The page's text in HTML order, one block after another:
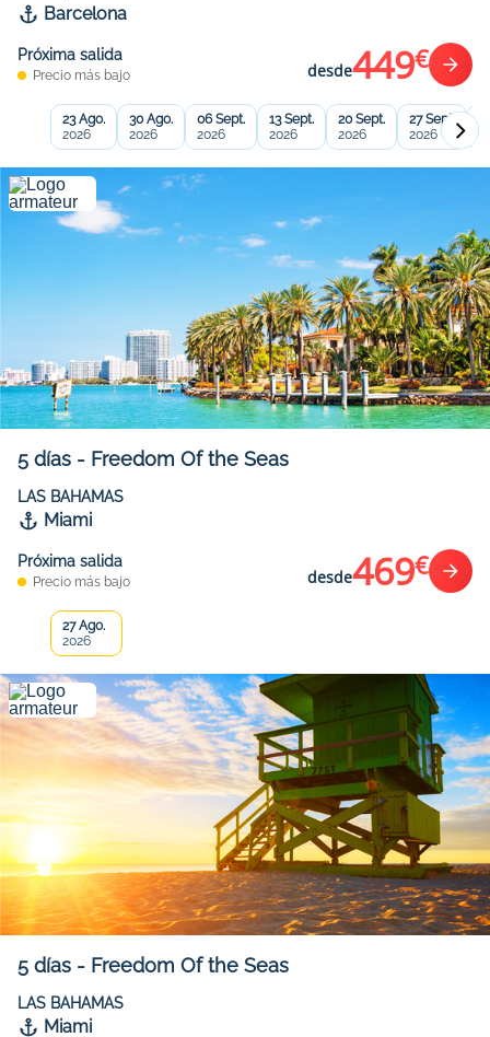
Barcelona
Próxima salida
Precio más bajo desde449€
23 Ago.
2026
30 Ago.
2026
06 Sept.
2026
13 Sept.
2026
20 Sept.
2026
27 Sept.
2026
5 días - Freedom Of the Seas
LAS BAHAMAS
Miami
Próxima salida
Precio más bajo desde469€
27 Ago.
2026
5 días - Freedom Of the Seas
LAS BAHAMAS
Miami